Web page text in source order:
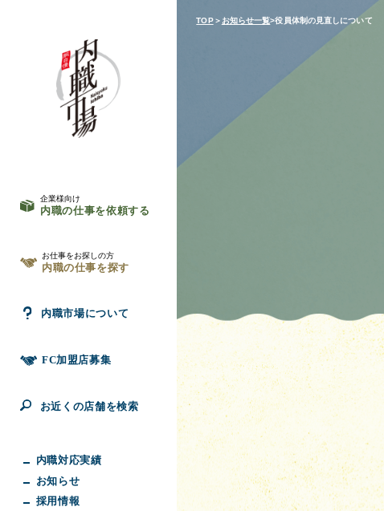
企業様向け
内職の仕事を依頼する
お仕事をお探しの方
内職の仕事を探す
内職市場について
FC加盟店募集
お近くの店舗を検索
内職対応実績
お知らせ
採用情報
TOP＞お知らせ一覧>役員体制の見直しについて